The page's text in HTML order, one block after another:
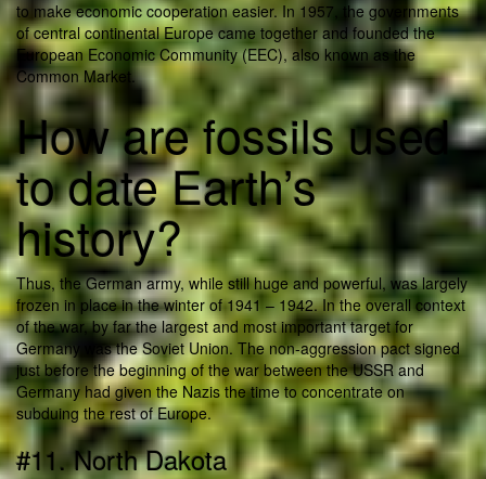
to make economic cooperation easier. In 1957, the governments
of central continental Europe came together and founded the
European Economic Community (EEC), also known as the
Common Market.
How are fossils used
to date Earth’s
history?
Thus, the German army, while still huge and powerful, was largely
frozen in place in the winter of 1941 – 1942. In the overall context
of the war, by far the largest and most important target for
Germany was the Soviet Union. The non-aggression pact signed
just before the beginning of the war between the USSR and
Germany had given the Nazis the time to concentrate on
subduing the rest of Europe.
#11. North Dakota